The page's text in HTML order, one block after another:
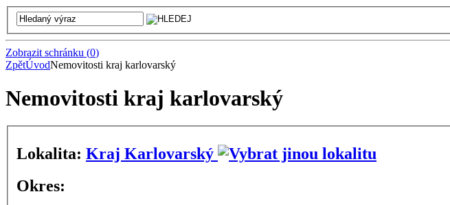
Zobrazit schránku (0)
ZpětÚvodNemovitosti kraj karlovarský
Nemovitosti kraj karlovarský
Lokalita:
Kraj Karlovarský
Okres: